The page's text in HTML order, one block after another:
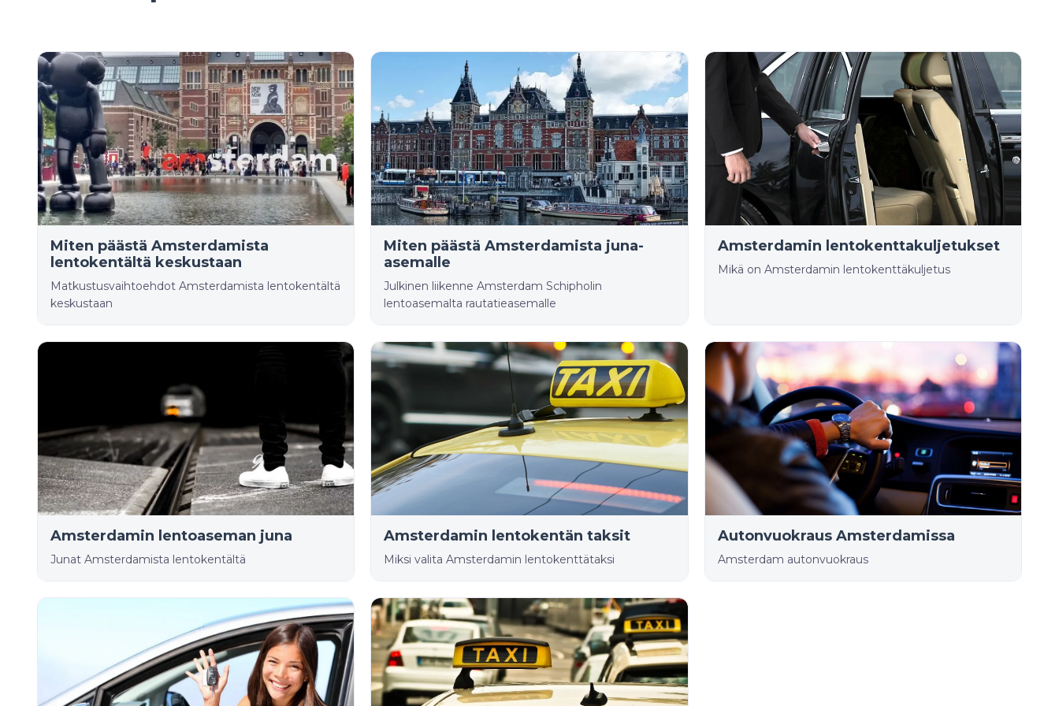
Miten päästä Amsterdamista
lentokentältä keskustaan
Matkustusvaihtoehdot Amsterdamista lentokentältä
keskustaan
Miten päästä Amsterdamista juna-
asemalle
Julkinen liikenne Amsterdam Schipholin
lentoasemalta rautatieasemalle
Amsterdamin lentokenttakuljetukset
Mikä on Amsterdamin lentokenttäkuljetus
Amsterdamin lentoaseman juna
Junat Amsterdamista lentokentältä
Amsterdamin lentokentän taksit
Miksi valita Amsterdamin lentokenttätaksi
Autonvuokraus Amsterdamissa
Amsterdam autonvuokraus